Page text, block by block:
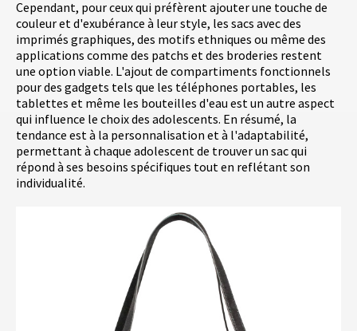
Cependant, pour ceux qui préfèrent ajouter une touche de
couleur et d'exubérance à leur style, les sacs avec des
imprimés graphiques, des motifs ethniques ou même des
applications comme des patchs et des broderies restent
une option viable. L'ajout de compartiments fonctionnels
pour des gadgets tels que les téléphones portables, les
tablettes et même les bouteilles d'eau est un autre aspect
qui influence le choix des adolescents. En résumé, la
tendance est à la personnalisation et à l'adaptabilité,
permettant à chaque adolescent de trouver un sac qui
répond à ses besoins spécifiques tout en reflétant son
individualité.